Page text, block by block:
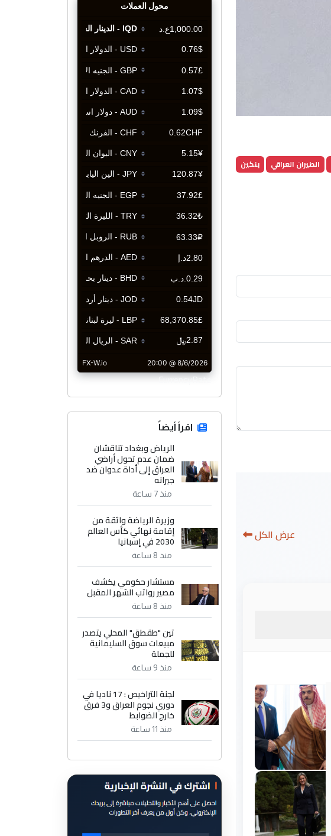
الطيران العراقي بنكين
عرض الكل
CurrencyRate
اقرأ أيضاً
الرياض وبغداد تناقشان
ضمان عدم تحول أراضي
العراق إلى أداة عدوان ضد
جيرانه
منذ 7 ساعة
وزيرة الرياضة واثقة من
إقامة نهائي كأس العالم
2030 في إسبانيا
منذ 8 ساعة
مستشار حكومي يكشف
مصير رواتب الشهر المقبل
منذ 8 ساعة
تين "طقطق" المحلي يتصدر
مبيعات سوق السليمانية
للجملة
منذ 9 ساعة
لجنة التراخيص : 17 ناديا في
دوري نجوم العراق و3 فرق
خارج الضوابط
منذ 11 ساعة